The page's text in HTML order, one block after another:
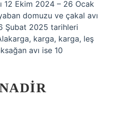
12 Ekim 2024 – 26 Ocak
domuzu ve çakal avı
Şubat 2025 tarihleri
karga, karga, leş
avı ise 10